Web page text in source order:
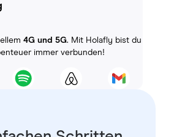
4G und 5G. Mit Holafly bist du
immer verbunden!